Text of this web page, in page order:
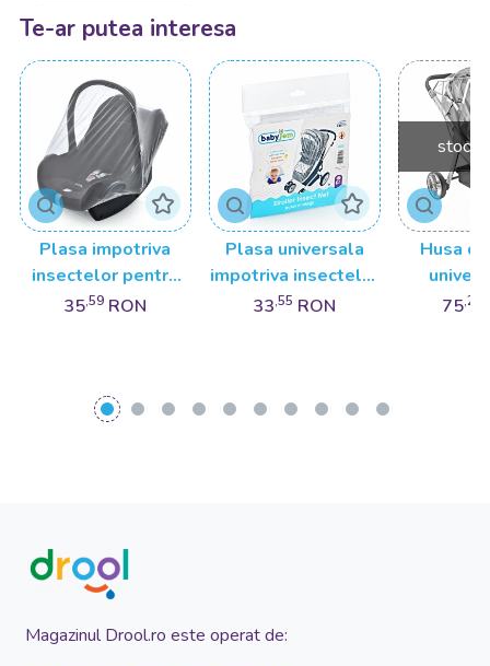
Te-ar putea interesa
Plasa impotriva
insectelor pentru
scaun auto 0-13 kg
35,59 RON
Plasa universala
impotriva insectelor
pentru carucior,
33,55 RON
stoc
Husa
75,24
Magazinul Drool.ro este operat de: